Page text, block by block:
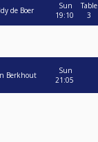
de Boer
Sun
19:10
Table
3
Berkhout
Sun
21:05